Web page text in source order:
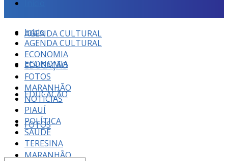
AGENDA CULTURAL
ECONOMIA
EDUCAÇÃO
FOTOS
MARANHÃO
Início
AGENDA CULTURAL
ECONOMIA
EDUCAÇÃO
FOTOS
MARANHÃO
NOTÍCIAS
PIAUÍ
POLÍTICA
SAÚDE
TERESINA